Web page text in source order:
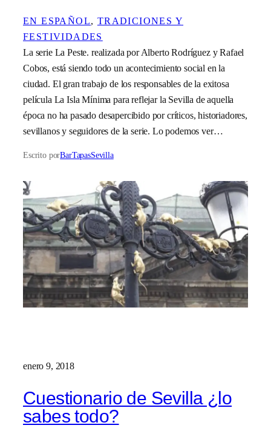
EN ESPAÑOL, TRADICIONES Y
FESTIVIDADES
La serie La Peste. realizada por Alberto Rodríguez y Rafael
Cobos, está siendo todo un acontecimiento social en la
ciudad. El gran trabajo de los responsables de la exitosa
película La Isla Mínima para reflejar la Sevilla de aquella
época no ha pasado desapercibido por críticos, historiadores,
sevillanos y seguidores de la serie. Lo podemos ver…
Escrito porBarTapasSevilla
enero 9, 2018
Cuestionario de Sevilla ¿lo
sabes todo?